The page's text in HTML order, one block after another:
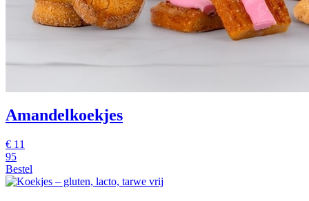
Amandelkoekjes
€ 11
95
Bestel